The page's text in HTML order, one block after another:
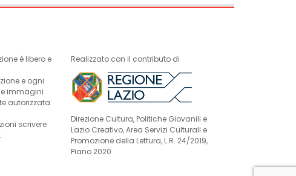
è libero e
e ogni
immagini
autorizzata
scrivere
Realizzato con il contributo di
Direzione Cultura, Politiche Giovanili e
Lazio Creativo, Area Servizi Culturali e
Promozione della Lettura, L.R. 24/2019,
Piano 2020